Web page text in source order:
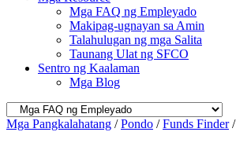
Mga FAQ ng Empleyado
Makipag-ugnayan sa Amin
Talahulugan ng mga Salita
Taunang Ulat ng SFCO
Sentro ng Kaalaman
Mga Blog
Mga Pangkalahatang /Pondo /Funds Finder/